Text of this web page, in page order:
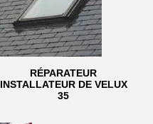
RÉPARATEUR
INSTALLATEUR DE VELUX
35